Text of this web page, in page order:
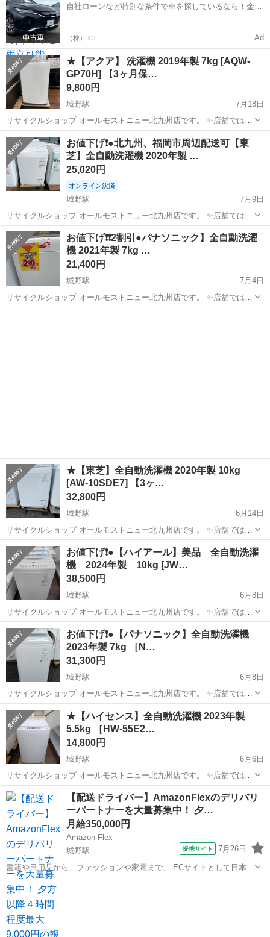
・未経験向け...
自社ローンなど特別な条件で車を探しているなら！金利
（株）ICT Ad
★【アクア】 洗濯機 2019年製 7kg [AQW-
GP70H] 【3ヶ月保…
9,800円
城野駅
7月18日
リサイクルショップ オールモストニュー北九州店です。 ✨️店舗では、
期間限定でネット表示価格よりも特別割引をしている商品もございま
す!! 気になっている商品がありましまら、是非ご来店いただくかお問
い合わせ下さいませ!...
福岡 北九州市 城野駅 生活家電 商品
お値下げ❗️●北九州、福岡市周辺配送可【東
芝】全自動洗濯機 2020年製 …
25,020円
オンライン決済
城野駅
7月9日
リサイクルショップ オールモストニュー北九州店です。 ✨️店舗では、
期間限定でネット表示価格よりも特別割引をしている商品もございま
す!! 気になっている商品がありましまら、是非ご来店いただくかお問
い合わせ下さいませ!...
福岡 北九州市 城野駅 生活家電
お値下げ❗❗️2割引●パナソニック】全自動洗濯
機 2021年製 7kg …
21,400円
城野駅
7月4日
リサイクルショップ オールモストニュー北九州店です。 ✨️店舗では、
★【東芝】全自動洗濯機 2020年製 10kg
[AW-10SDE7] 【3ヶ…
32,800円
城野駅
6月14日
リサイクルショップ オールモストニュー北九州店です。 ✨️店舗では、
期間限定でネット表示価格よりも特別割引をしている商品もございま
す!! 気になっている商品がありましまら、是非ご来店いただくかお問
い合わせ下さいませ!! ...
福岡 北九州市 城野駅 生活家電 商品
お値下げ❗️●【ハイアール】美品 全自動洗濯
機 2024年製 10kg [JW…
38,500円
城野駅
6月8日
リサイクルショップ オールモストニュー北九州店です。 ✨️店舗では、
期間限定でネット表示価格よりも特別割引をしている商品もございま
す!! 気になっている商品がありましまら、是非ご来店いただくかお問
い合わせ下さいませ!...
福岡 北九州市 城野駅 生活家電 商品
お値下げ❗️●【パナソニック】全自動洗濯機
2023年製 7kg ［N…
31,300円
城野駅
6月8日
リサイクルショップ オールモストニュー北九州店です。 ✨️店舗では、
期間限定でネット表示価格よりも特別割引をしている商品もございま
す!! 気になっている商品がありましまら、是非ご来店いただくかお問
い合わせ下さいませ!! ...
福岡 北九州市 城野駅 生活家電 商品
★【ハイセンス】全自動洗濯機 2023年製
5.5kg ［HW-55E2…
14,800円
城野駅
6月6日
リサイクルショップ オールモストニュー北九州店です。 ✨️店舗では、
期間限定でネット表示価格よりも特別割引をしている商品もございま
す!! 気になっている商品がありましまら、是非ご来店いただくかお問
い合わせ下さいませ!! ...
福岡 北九州市 城野駅 生活家電
【配送ドライバー】AmazonFlexのデリバリ
ーパートナーを大量募集中！ 夕…
月給350,000円
Amazon Flex
城野駅
提携サイト 7月26日
書籍や日用品から、ファッションや家電まで、 ECサイトとして日本最
大級の品揃えを誇るAmazon（アマゾン）が、 Amazon Flex（アマゾ
ンフレックス）のデリバリーパートナーを募集中！ Amazon Flex (ア...
福岡 北九州市